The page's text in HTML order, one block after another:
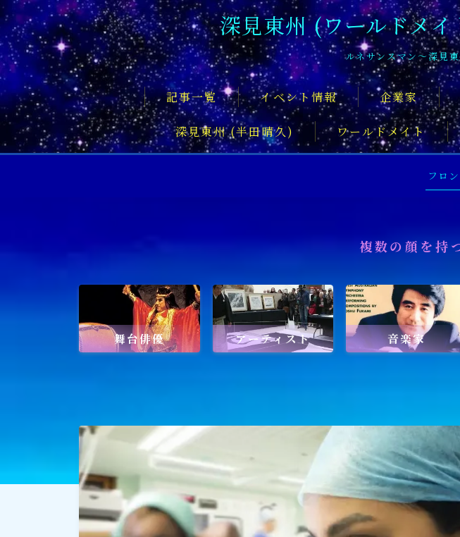
深見東州 (ワールドメ
ルネサンスマン〜深見
記事一覧 イベント情報 企業家
深見東州 (半田晴久) ワールドメイト
フロントページ
文化・芸術活動
社会貢献 社会貢献
スポーツ
メディア・ネット
深見東州 (半田晴久)
深見東州氏
舞台俳優 アー
ワールドメ
フロ
複数の顔を持
舞台俳優 アーティスト 音楽家